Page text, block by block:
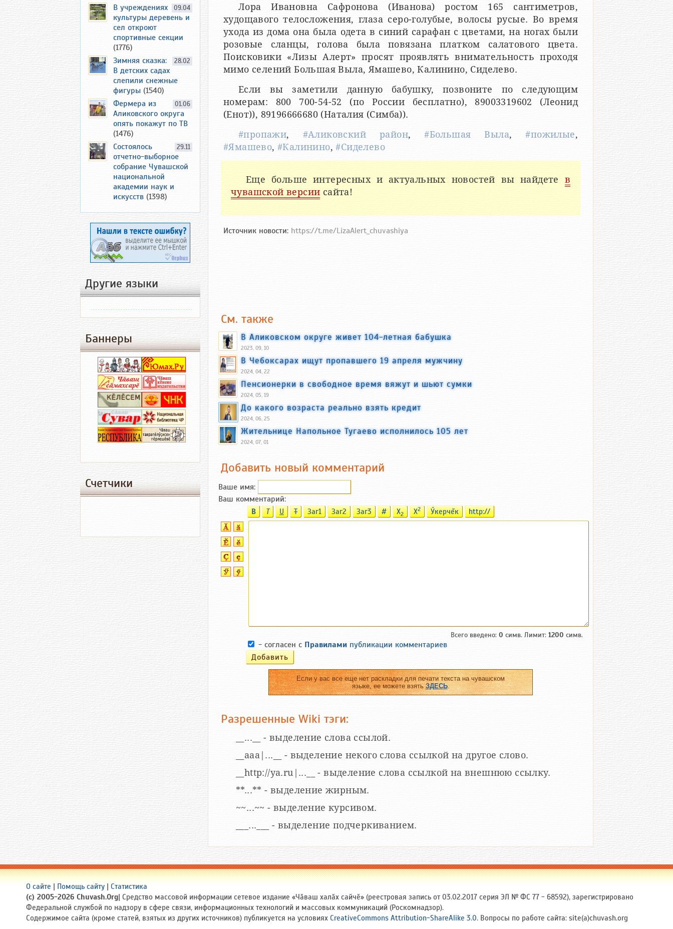
Лора Ивановна Сафронова (Иванова) ростом 165 сантиметров,
худощавого телосложения, глаза серо-голубые, волосы русые. Во время
ухода из дома она была одета в синий сарафан с цветами, на ногах были
розовые сланцы, голова была повязана платком салатового цвета.
Поисковики «Лизы Алерт» просят проявлять внимательность проходя
мимо селений Большая Выла, Ямашево, Калинино, Сиделево.
Если вы заметили данную бабушку, позвоните по следующим
номерам: 800 700-54-52 (по России бесплатно), 89003319602 (Леонид
(Енот)), 89196666680 (Наталия (Симба)).
#пропажи, #Аликовский район,#Большая Выла,#пожилые,
#Ямашево,#Калинино,#Сиделево
Еще больше интересных и актуальных новостей вы найдете в
чувашской версии сайта!
Источник новости: https://t.me/LizaAlert_chuvashiya
См. также
В Аликовском округе живет 104-летная бабушка
2023, 09, 10
В Чебоксарах ищут пропавшего 19 апреля мужчину
2024, 04, 22
Пенсионерки в свободное время вяжут и шьют сумки
2024, 05, 19
До какого возраста реально взять кредит
2024, 06, 25
Жительнице Напольное Тугаево исполнилось 105 лет
2024, 07, 01
Добавить новый комментарий
Ваше имя:
Ваш комментарий:
B T U T Заг1 Заг2 Заг3 # X2 X2 Ӳкерчĕк http://
Всего введено: 0 симв. Лимит: 1200 симв.
- согласен с Правилами публикации комментариев
Если у вас все еще нет раскладки для печати текста на чувашском
языке, ее можете взятьЗДЕСЬ.
Разрешенные Wiki тэги:
__...__ - выделение слова ссылой.
__aaa|...__ - выделение некого слова ссылкой на другое слово.
__http://ya.ru|...__ - выделение слова ссылкой на внешнюю ссылку.
**...** - выделение жирным.
~~...~~ - выделение курсивом.
___...___ - выделение подчеркиванием.
09.04
В учреждениях
культуры деревень и
сел откроют
спортивные секции
(1776)
28.02
Зимняя сказка:
В детских садах
слепили снежные
фигуры (1540)
01.06
Фермера из
Аликовского округа
опять покажут по ТВ
(1476)
29.11
Состоялось
отчетно-выборное
собрание Чувашской
национальной
академии наук и
искусств (1398)
Другие языки
Баннеры
Счетчики
О сайте | Помощь сайту | Статистика
(c) 2005-2026 Chuvash.Org| Средство массовой информации сетевое издание «Чӑваш халӑх сайчӗ» (реестровая запись от 03.02.2017 серия ЭЛ № ФС 77 - 68592), зарегистрировано
Федеральной службой по надзору в сфере связи, информационных технологий и массовых коммуникаций (Роскомнадзор).
Содержимое сайта (кроме статей, взятых из других источников) публикуется на условиях CreativeCommons Attribution-ShareAlike 3.0. Вопросы по работе сайта: site(a)chuvash.org